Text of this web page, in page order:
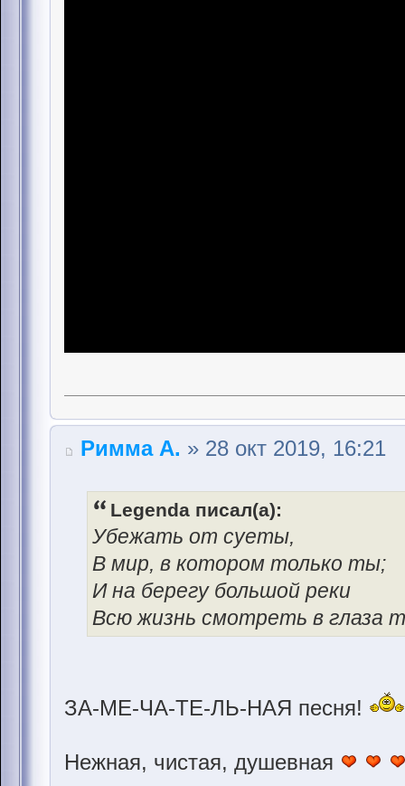
Римма А. » 28 окт 2019, 16:21
Legenda писал(а):
Убежать от суеты,
В мир, в котором только ты;
И на берегу большой реки
Всю жизнь смотреть в глаза
ЗА-МЕ-ЧА-ТЕ-ЛЬ-НАЯ песня!
Нежная, чистая, душевная